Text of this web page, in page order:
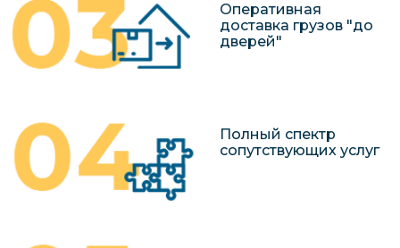
Оперативная
доставка грузов "до
дверей"
Полный спектр
сопутствующих услуг